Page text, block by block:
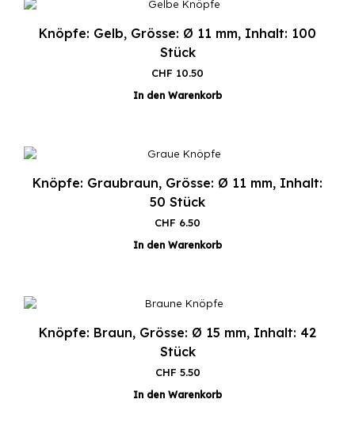
Knöpfe: Gelb, Grösse: Ø 11 mm, Inhalt: 100
Stück
CHF 10.50
In den Warenkorb
Knöpfe: Graubraun, Grösse: Ø 11 mm, Inhalt:
50 Stück
CHF 6.50
In den Warenkorb
Knöpfe: Braun, Grösse: Ø 15 mm, Inhalt: 42
Stück
CHF 5.50
In den Warenkorb